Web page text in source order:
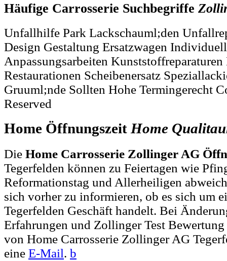
Häufige Carrosserie Suchbegriffe
Unfallhilfe Park Lackschauml;den
Design Gestaltung Ersatzwagen
Anpassungsarbeiten
Restaurationen Scheibenersatz
Gruuml;nde Sollten Hohe Termingerecht
Reserved
Home ÖffnungszeitHome
Die Home Carrosserie Zollinger AG
Tegerfelden können zu Feiertagen wie
Reformationstag und Allerheiligen
sich vorher zu informieren, ob es sich um
Tegerfelden Geschäft handelt. Bei
Erfahrungen und Zollinger Test
von Home Carrosserie Zollinger AG
eine E-Mail. b